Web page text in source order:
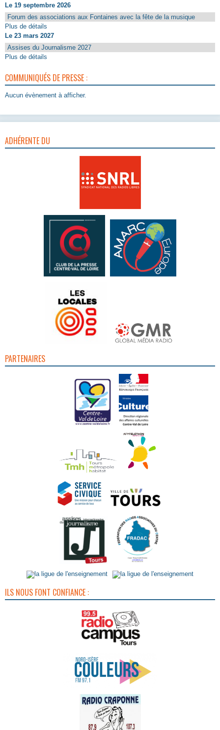
Le 19 septembre 2026
Forum des associations aux Fontaines avec la fête de la musique
Plus de détails
Le 23 mars 2027
Assises du Journalisme 2027
Plus de détails
COMMUNIQUÉS DE PRESSE :
Aucun évènement à afficher.
ADHÉRENTE DU
PARTENAIRES
ILS NOUS FONT CONFIANCE :